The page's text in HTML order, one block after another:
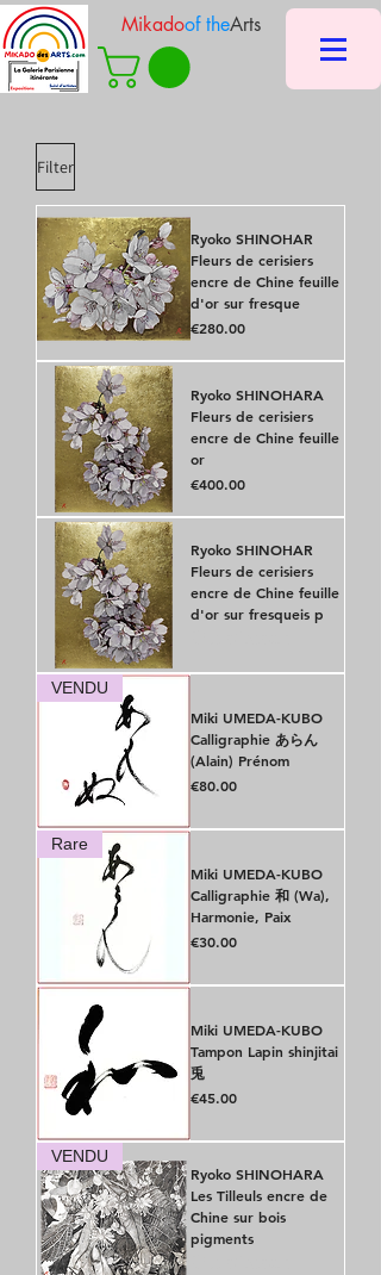
Mikadoof theArts
Filter
Ryoko SHINOHAR
Fleurs de cerisiers
encre de Chine feuille
d'or sur fresque
Price
€280.00
Ryoko SHINOHARA
Fleurs de cerisiers
encre de Chine feuille
or
Price
€400.00
Ryoko SHINOHAR
Fleurs de cerisiers
encre de Chine feuille
d'or sur fresqueis p
VENDU
Miki UMEDA-KUBO
Calligraphie あらん
(Alain) Prénom
Price
€80.00
Rare
Miki UMEDA-KUBO
Calligraphie 和 (Wa),
Harmonie, Paix
Price
€30.00
Miki UMEDA-KUBO
Tampon Lapin shinjitai
兎
Price
€45.00
VENDU
Ryoko SHINOHARA
Les Tilleuls encre de
Chine sur bois
pigments